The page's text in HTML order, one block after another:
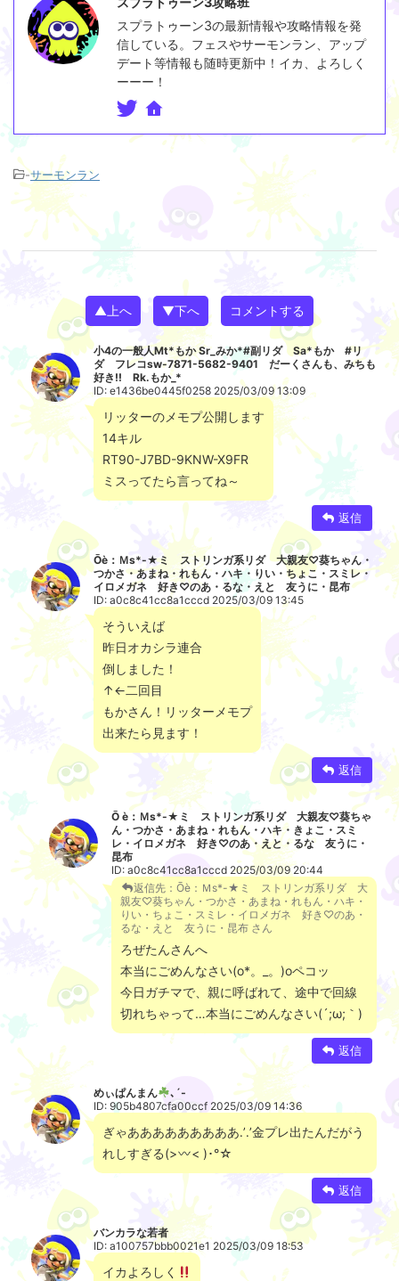
スプラトゥーン3の最新情報や攻略情報を発
信している。フェスやサーモンラン、アップ
デート等情報も随時更新中！イカ、よろしく
ーーー！
-サーモンラン
▲上へ ▼下へ コメントする
小4の一般人Mt*もか Sr_みか*#副リダ Sa*もか #リ
ダ フレコsw-7871-5682-9401 だーくさんも、みちも
好き!! Rk.もか_*
ID: e1436be0445f0258 2025/03/09 13:09
リッターのメモプ公開します
14キル
RT90-J7BD-9KNW-X9FR
ミスってたら言ってね～
返信
Ōè：Ｍs*-★ミ ストリンガ系リダ 大親友♡葵ちゃん・
つかさ・あまね・れもん・ハキ・りい・ちょこ・スミレ・
イロメガネ 好き♡のあ・るな・えと 友うに・昆布
ID: a0c8c41cc8a1cccd 2025/03/09 13:45
そういえば
昨日オカシラ連合
倒しました！
↑←二回目
もかさん！リッターメモプ
出来たら見ます！
返信
Ō è：Ｍs*-★ミ ストリンガ系リダ 大親友♡葵ちゃ
ん・つかさ・あまね・れもん・ハキ・きょこ・スミ
レ・イロメガネ 好き♡のあ・えと・るな 友うに・
昆布
ID: a0c8c41cc8a1cccd 2025/03/09 20:44
返信先：Ōè：Ｍs*-★ミ ストリンガ系リダ 大
親友♡葵ちゃん・つかさ・あまね・れもん・ハキ・
りい・ちょこ・スミレ・イロメガネ 好き♡のあ・
るな・えと 友うに・昆布 さん
ろぜたんさんへ
本当にごめんなさい(o*。_。)oペコッ
今日ガチマで、親に呼ばれて、途中で回線
切れちゃって…本当にごめんなさい(´;ω;｀)
返信
めぃぱんまん
､´‐
ID: 905b4807cfa00ccf 2025/03/09 14:36
ぎゃあああああああああ․’․’金プレ出たんだがう
れしすぎる(>
< )･°☆
返信
バンカラな若者
ID: a100757bbb0021e1 2025/03/09 18:53
イカよろしく